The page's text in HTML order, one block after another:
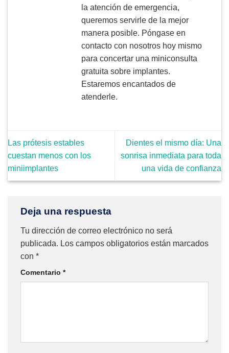
la atención de emergencia,
queremos servirle de la mejor
manera posible. Póngase en
contacto con nosotros hoy mismo
para concertar una miniconsulta
gratuita sobre implantes.
Estaremos encantados de
atenderle.
Las prótesis estables
cuestan menos con los
miniimplantes
Dientes el mismo día: Una
sonrisa inmediata para toda
una vida de confianza
Deja una respuesta
Tu dirección de correo electrónico no será
publicada. Los campos obligatorios están marcados
con *
Comentario *